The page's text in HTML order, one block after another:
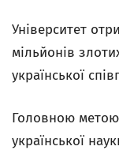
Університет
мільйонів
української
Головною метою
української